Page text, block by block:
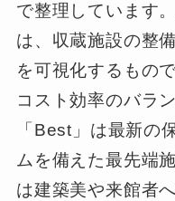
で整理しています
は、収蔵施設の整
を可視化するもの
コスト効率のバラ
「Best」は最新の
ムを備えた最先端
は建築美や来館者